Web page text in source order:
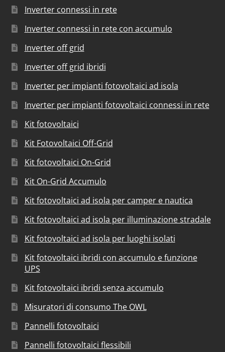
Inverter connessi in rete
Inverter connessi in rete con accumulo
Inverter off grid
Inverter off grid ibridi
Inverter per impianti fotovoltaici ad isola
Inverter per impianti fotovoltaici connessi in rete
Kit fotovoltaici
Kit Fotovoltaici Off-Grid
Kit fotovoltaici On-Grid
Kit On-Grid Accumulo
Kit fotovoltaici ad isola per camper e nautica
Kit fotovoltaici ad isola per illuminazione stradale
Kit fotovoltaici ad isola per luoghi isolati
Kit fotovoltaici ibridi con accumulo e funzione
UPS
Kit fotovoltaici ibridi senza accumulo
Misuratori di consumo The OWL
Pannelli fotovoltaici
Pannelli fotovoltaici flessibili